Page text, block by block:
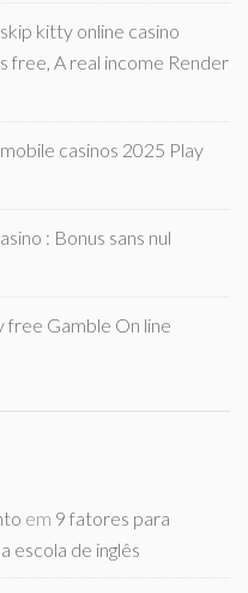
kitty online casino
free, A real income Render
casinos 2025 Play
: Bonus sans nul
free Gamble On line
em 9 fatores para
escola de inglês